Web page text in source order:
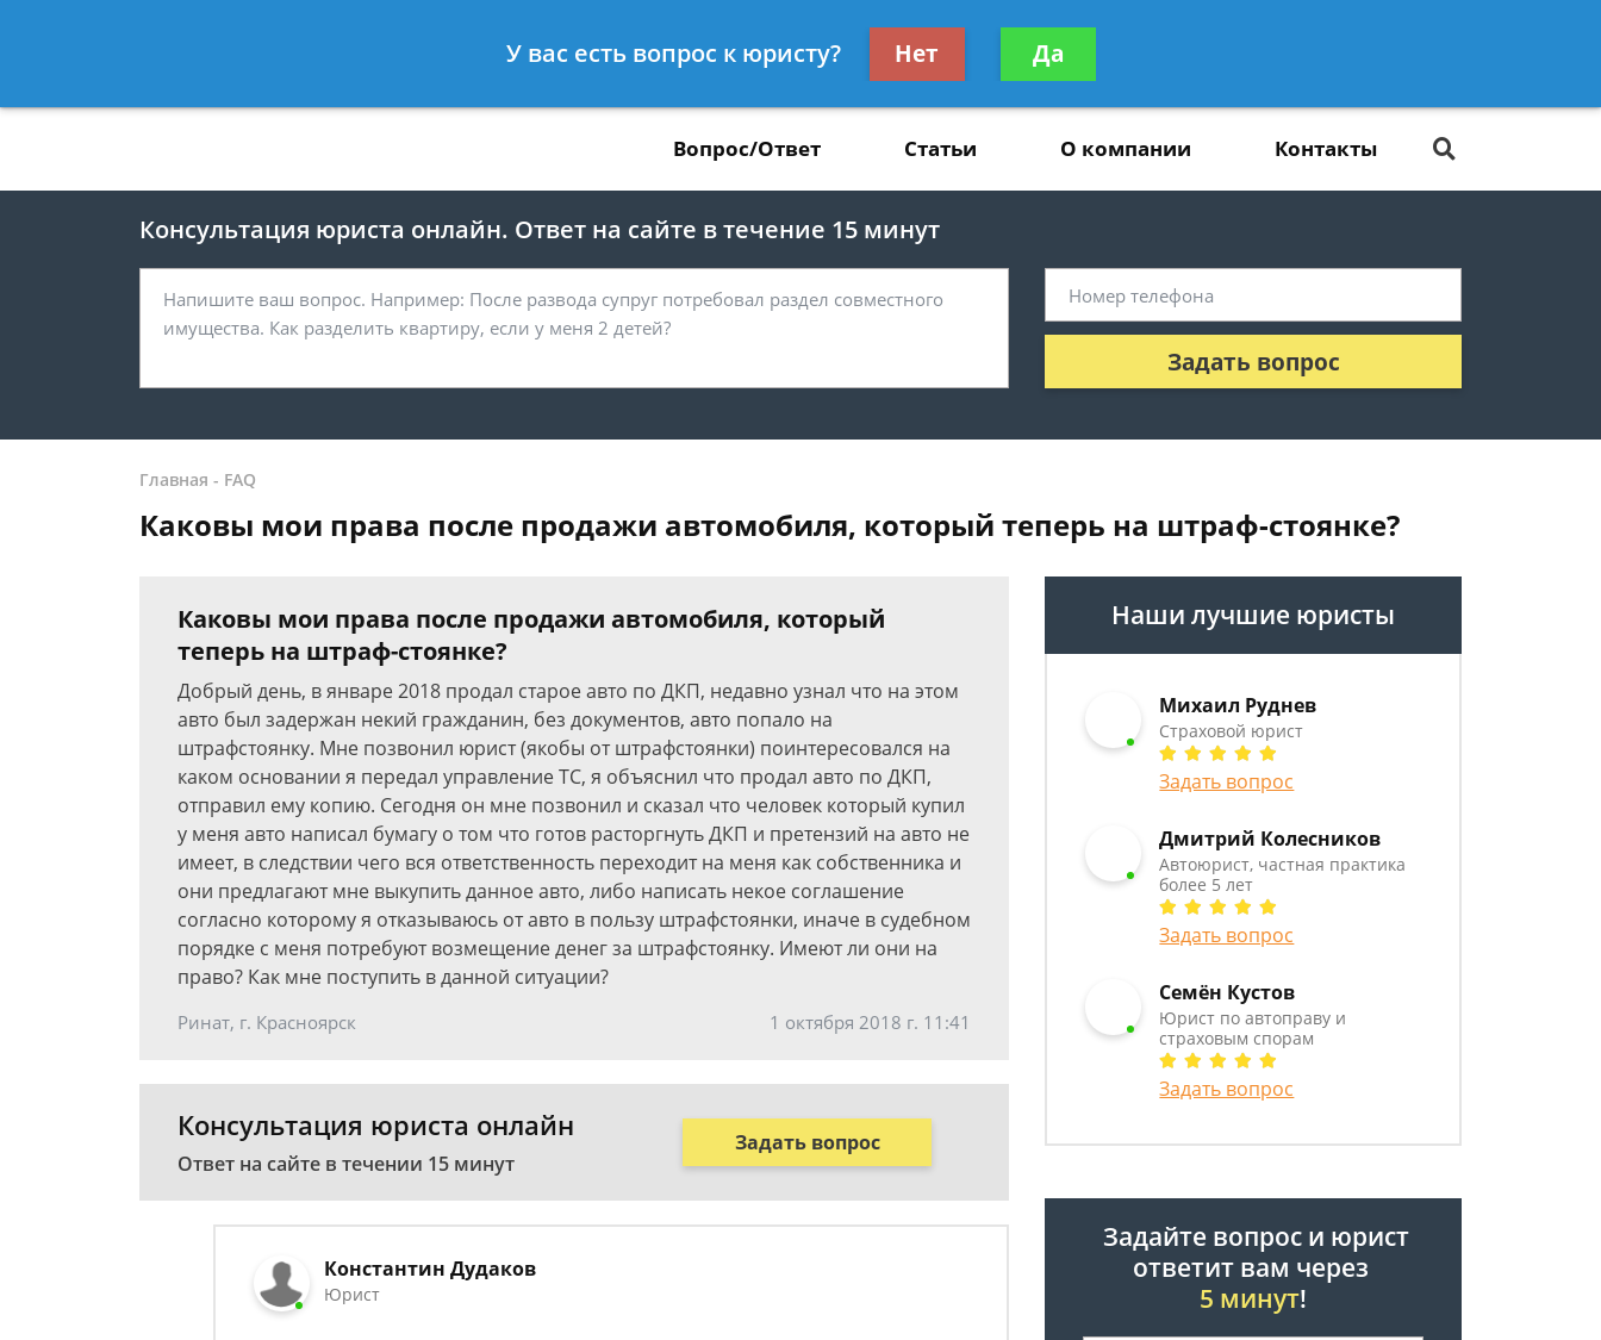
8 812 467-39-37
Получите консультацию
бесплатно
Вопрос/Ответ Статьи О компании Контакты
Консультация юриста онлайн. Ответ на сайте в течение 15 минут
Задать вопрос
Главная - FAQ
Каковы мои права после продажи автомобиля, который теперь на штраф-стоянке?
Каковы мои права после продажи автомобиля, который
теперь на штраф-стоянке?
Добрый день, в январе 2018 продал старое авто по ДКП, недавно узнал что на этом
авто был задержан некий гражданин, без документов, авто попало на
штрафстоянку. Мне позвонил юрист (якобы от штрафстоянки) поинтересовался на
каком основании я передал управление ТС, я объяснил что продал авто по ДКП,
отправил ему копию. Сегодня он мне позвонил и сказал что человек который купил
у меня авто написал бумагу о том что готов расторгнуть ДКП и претензий на авто не
имеет, в следствии чего вся ответственность переходит на меня как собственника и
они предлагают мне выкупить данное авто, либо написать некое соглашение
согласно которому я отказываюсь от авто в пользу штрафстоянки, иначе в судебном
порядке с меня потребуют возмещение денег за штрафстоянку. Имеют ли они на
право? Как мне поступить в данной ситуации?
Ринат, г. Красноярск 1 октября 2018 г. 11:41
Консультация юриста онлайн
Ответ на сайте в течении 15 минут
Задать вопрос
Константин Дудаков
Юрист
Наши лучшие юристы
Михаил Руднев
Страховой юрист
Задать вопрос
Дмитрий Колесников
Автоюрист, частная практика
более 5 лет
Задать вопрос
Семён Кустов
Юрист по автоправу и
страховым спорам
Задать вопрос
Задайте вопрос и юрист
ответит вам через
5 минут!
У вас есть вопрос к юристу? Нет Да